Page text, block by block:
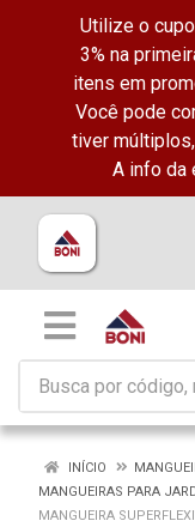
Utilize o
3% na
itens em
Você pode
tiver
A info da
INÍCIO
MANGUEIRAS PARA
MANGUEIRA